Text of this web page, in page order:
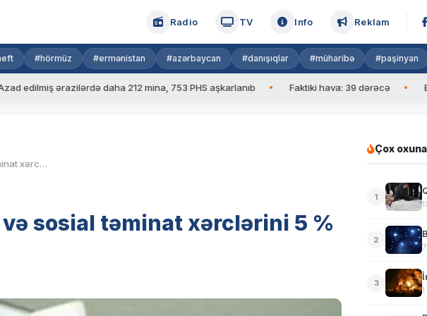
Radio TV Info Reklam
#hörmüz #ermənistan #azərbaycan #danışıqlar #müharibə #paşinyan
ərazilərdə daha 212 mina, 753 PHS aşkarlanıb Faktiki hava: 39 dərəcə Erməni
Azərbaycan sosial müdafiə və sosial təminat xərclərini 5 % artırır
sosial təminat xərclərini 5 %
Çox
1
2
3